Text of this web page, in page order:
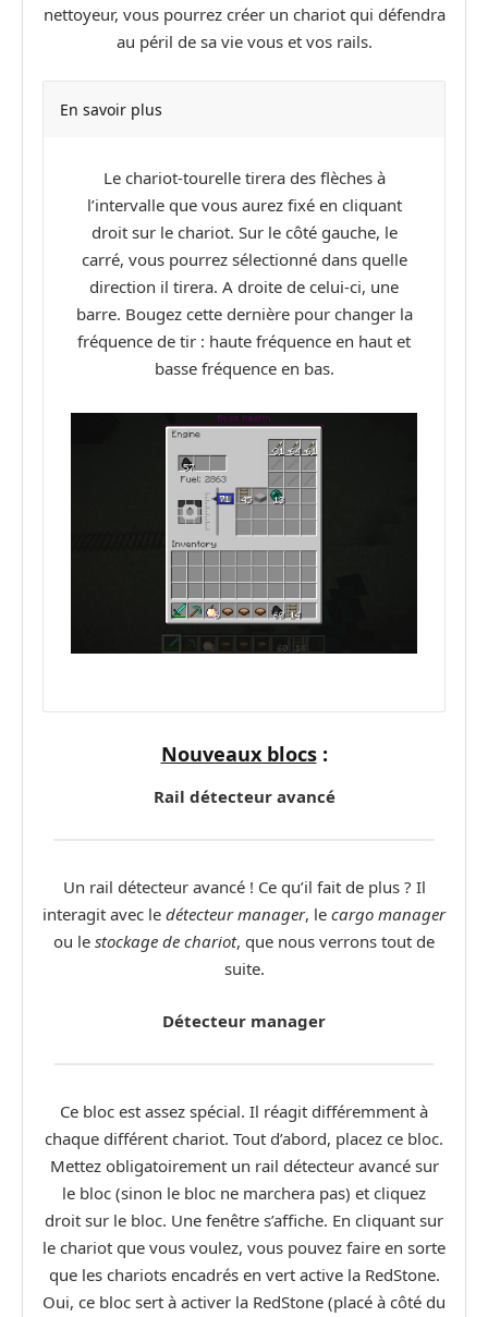
nettoyeur, vous pourrez créer un chariot qui défendra
au péril de sa vie vous et vos rails.
En savoir plus
Le chariot-tourelle tirera des flèches à
l’intervalle que vous aurez fixé en cliquant
droit sur le chariot. Sur le côté gauche, le
carré, vous pourrez sélectionné dans quelle
direction il tirera. A droite de celui-ci, une
barre. Bougez cette dernière pour changer la
fréquence de tir : haute fréquence en haut et
basse fréquence en bas.
Nouveaux blocs:
Rail détecteur avancé
Un rail détecteur avancé ! Ce qu’il fait de plus ? Il
interagit avec le détecteur manager, le cargo manager
ou le stockage de chariot, que nous verrons tout de
suite.
Détecteur manager
Ce bloc est assez spécial. Il réagit différemment à
chaque différent chariot. Tout d’abord, placez ce bloc.
Mettez obligatoirement un rail détecteur avancé sur
le bloc (sinon le bloc ne marchera pas) et cliquez
droit sur le bloc. Une fenêtre s’affiche. En cliquant sur
le chariot que vous voulez, vous pouvez faire en sorte
que les chariots encadrés en vert active la RedStone.
Oui, ce bloc sert à activer la RedStone (placé à côté du